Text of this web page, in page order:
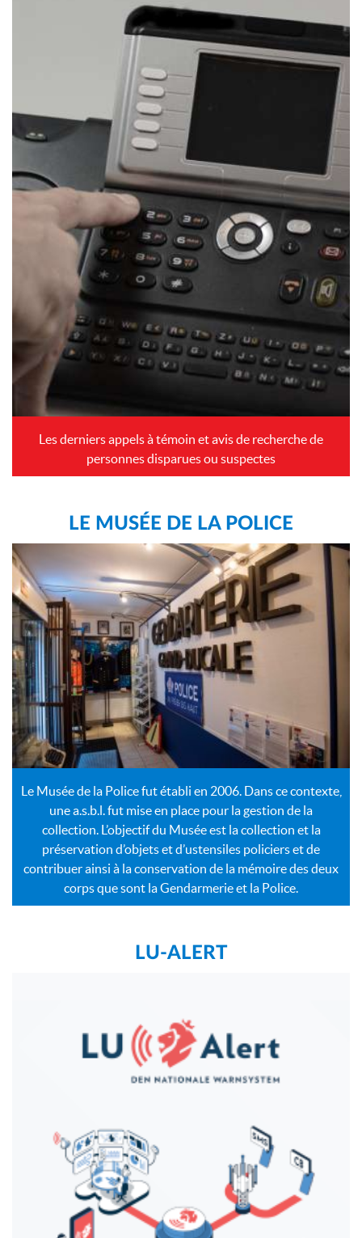
Quaien. D’Beamte waren op der Plaz, fir d’Sécherheet
vun de Leit, de Passagéier an dem Personal ze
garantéieren, potentiell Risike fréizäiteg ze erkennen
an déi néideg Moossnamen ze huelen. Am Kader vun
der Kontroll goufe verschidde Persounen iwwerpréift.
Insgesamt waren 14 Beamten am Asaz, dorënner
zwee Hondsmeeschter. 👉🏻 Esou cibléiert Kontrolle
sinn e wichtege Bestanddeel vun der Policeaarbecht.
Si droen dozou bäi, d’Sécherheet am ëffentleche
Raum ze stäerken an als Uspriechpartner fir
d’Bevëlkerung present ze sinn. D’Police wäert och
weiderhi reegelméisseg verstäerkte Kontrollen am
Beräich vun der Gare duerchféieren. . . . . .
#secherennerwee #prevention
#zesummefiriech
#safety#controles
INSTAGRAM POLICE
Les derniers appels à témoin et avis de recherche de
personnes disparues ou suspectes
LE MUSÉE DE LA POLICE
Le Musée de la Police fut établi en 2006. Dans ce contexte,
une a.s.b.l. fut mise en place pour la gestion de la
collection. L’objectif du Musée est la collection et la
préservation d’objets et d’ustensiles policiers et de
contribuer ainsi à la conservation de la mémoire des deux
corps que sont la Gendarmerie et la Police.
LU-ALERT